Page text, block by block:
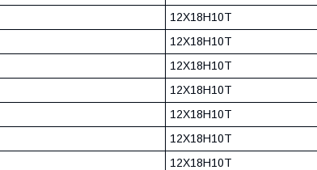
12Х18Н10Т
12Х18Н10Т
12Х18Н10Т
12Х18Н10Т
12Х18Н10Т
12Х18Н10Т
12Х18Н10Т